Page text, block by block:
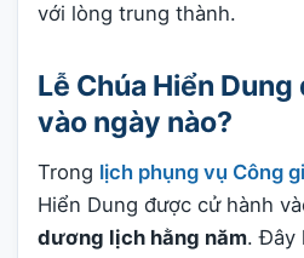
với lòng trung thành.
Lễ Chúa Hiển
vào ngày nào?
Trong lịch phụng vụ Công
Hiển Dung được cử hành
dương lịch hằng năm. Đây